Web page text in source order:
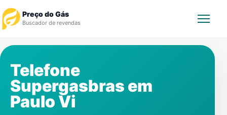
Preço do Gás
Buscador de revendas
Revendedor
Notícias
Telefone
Supergasbras em
Paulo Vi